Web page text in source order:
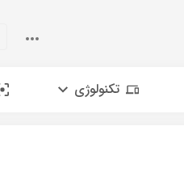
تکنولوژی